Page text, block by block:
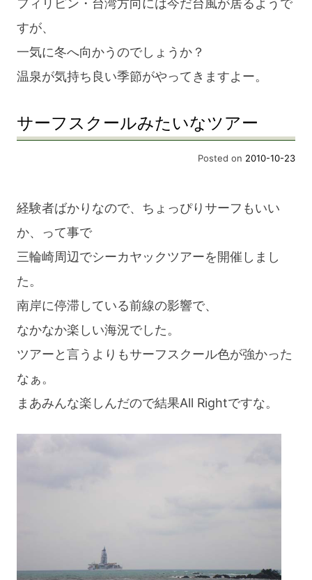
すが、
一気に冬へ向かうのでしょうか？
温泉が気持ち良い季節がやってきますよー。
サーフスクールみたいなツアー
Posted on 2010-10-23
経験者ばかりなので、ちょっぴりサーフもいい
か、って事で
三輪崎周辺でシーカヤックツアーを開催しまし
た。
南岸に停滞している前線の影響で、
なかなか楽しい海況でした。
ツアーと言うよりもサーフスクール色が強かった
なぁ。
まあみんな楽しんだので結果All Rightですな。